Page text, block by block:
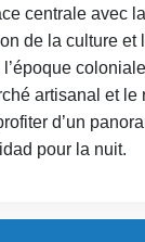
centrale avec
de la culture et
l’époque
artisanal et
d’un
pour la nuit.